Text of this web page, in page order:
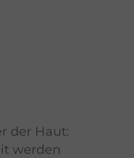
der Haut:
werden